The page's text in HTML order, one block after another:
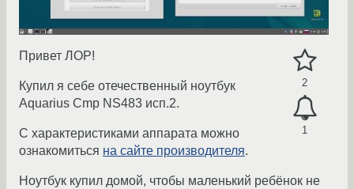
2
1
Привет ЛОР!
Купил я себе отечественный ноутбук
Aquarius Cmp NS483 исп.2.
С характеристиками аппарата можно
ознакомиться на сайте производителя.
Ноутбук купил домой, чтобы маленький ребёнок не